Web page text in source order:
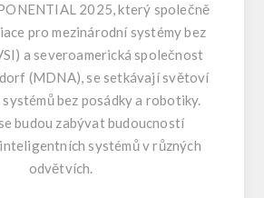
2025, který společně
pro mezinárodní systémy bez
a severoamerická společnost
(MDNA), se setkávají světoví
bez posádky a robotiky.
budou zabývat budoucností
systémů v různých
odvětvích.